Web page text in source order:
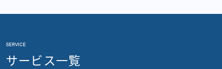
SERVICE
サービス一覧